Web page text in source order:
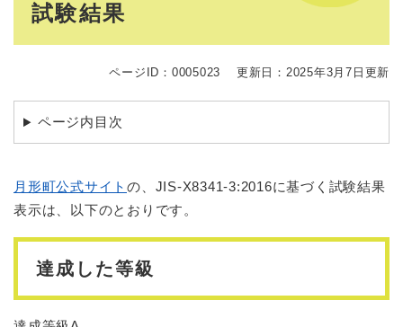
試験結果
ページID：0005023 更新日：2025年3月7日更新
ページ内目次
月形町公式サイト の、JIS-X8341-3:2016に基づく試験結果
表示は、以下のとおりです。
達成した等級